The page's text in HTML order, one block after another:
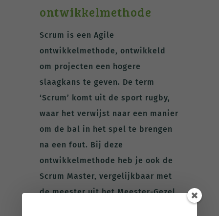
ontwikkelmethode
Scrum is een Agile
ontwikkelmethode, ontwikkeld
om projecten een hogere
slaagkans te geven. De term
‘Scrum’ komt uit de sport rugby,
waar het verwijst naar een manier
om de bal in het spel te brengen
na een fout. Bij deze
ontwikkelmethode heb je ook de
Scrum Master, vergelijkbaar met
de meester uit het Meester-Gezel